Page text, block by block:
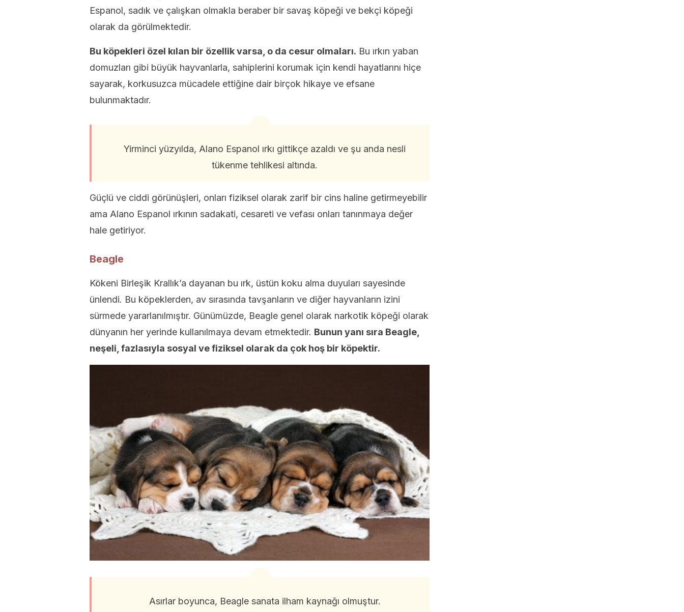
Espanol, sadık ve çalışkan olmakla beraber bir savaş köpeği ve bekçi köpeği
olarak da görülmektedir.
Bu köpekleri özel kılan bir özellik varsa, o da cesur olmaları. Bu ırkın yaban
domuzları gibi büyük hayvanlarla, sahiplerini korumak için kendi hayatlarını hiçe
sayarak, korkusuzca mücadele ettiğine dair birçok hikaye ve efsane
bulunmaktadır.
Yirminci yüzyılda, Alano Espanol ırkı gittikçe azaldı ve şu anda nesli
tükenme tehlikesi altında.
Güçlü ve ciddi görünüşleri, onları fiziksel olarak zarif bir cins haline getirmeyebilir
ama Alano Espanol ırkının sadakati, cesareti ve vefası onları tanınmaya değer
hale getiriyor.
Beagle
Kökeni Birleşik Krallık’a dayanan bu ırk, üstün koku alma duyuları sayesinde
ünlendi. Bu köpeklerden, av sırasında tavşanların ve diğer hayvanların izini
sürmede yararlanılmıştır. Günümüzde, Beagle genel olarak narkotik köpeği olarak
dünyanın her yerinde kullanılmaya devam etmektedir. Bunun yanı sıra Beagle,
neşeli, fazlasıyla sosyal ve fiziksel olarak da çok hoş bir köpektir.
Asırlar boyunca, Beagle sanata ilham kaynağı olmuştur.